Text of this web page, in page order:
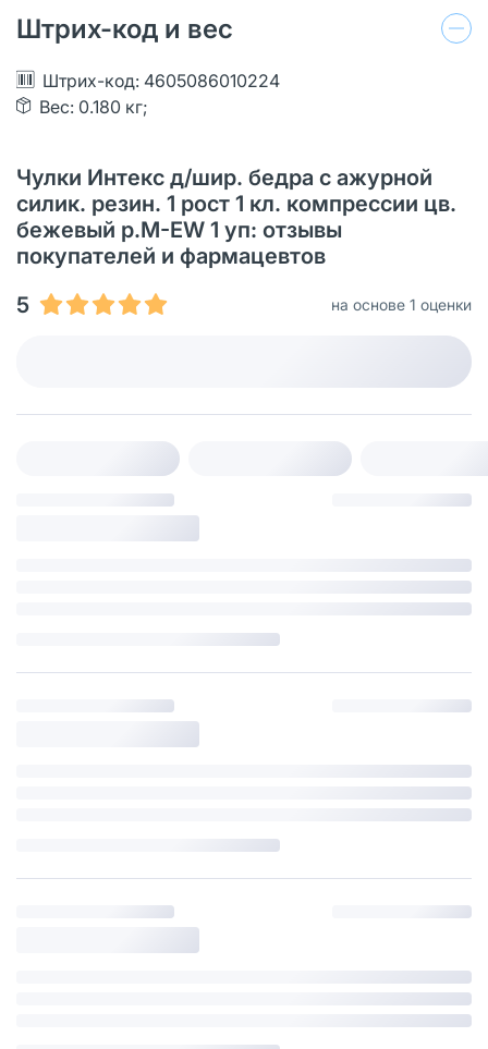
Штрих-код и вес
Штрих-код: 4605086010224
Вес: 0.180 кг;
Чулки Интекс д/шир. бедра с ажурной
силик. резин. 1 рост 1 кл. компрессии цв.
бежевый р.M-EW 1 уп: отзывы
покупателей и фармацевтов
5
на основе 1 оценки